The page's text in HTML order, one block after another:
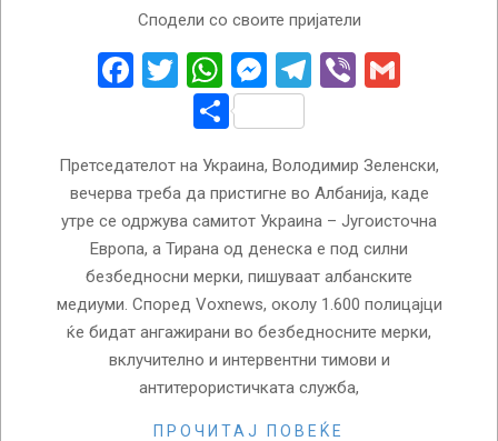
Сподели со своите пријатели
Facebook
Twitter
WhatsApp
Messenger
Telegram
Viber
Share
Претседателот на Украина, Володимир Зеленски,
вечерва треба да пристигне во Албанија, каде
утре се одржува самитот Украина – Југоисточна
Европа, а Тирана од денеска е под силни
безбедносни мерки, пишуваат албанските
медиуми. Според Voxnews, околу 1.600 полицајци
ќе бидат ангажирани во безбедносните мерки,
вклучително и интервентни тимови и
антитерористичката служба,
ПРОЧИТАЈ ПОВЕЌЕ